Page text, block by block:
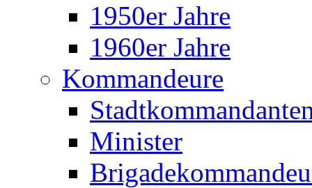
1950er Jahre
1960er Jahre
Kommandeure
Minister